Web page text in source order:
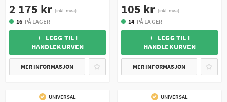
2 175 kr (inkl. mva)
16 PÅ LAGER
+ LEGG TIL I
HANDLEKURVEN
MER INFORMASJON
105 kr (inkl. mva)
14 PÅ LAGER
+ LEGG TIL I
HANDLEKURVEN
MER INFORMASJON
UNIVERSAL UNIVERSAL